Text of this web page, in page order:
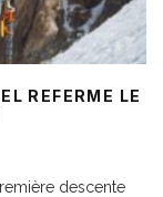
REFERME LE
descente